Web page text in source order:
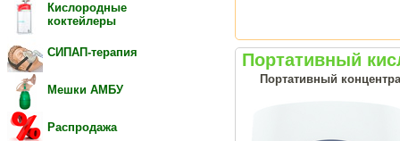
Кислородные
коктейлеры
СИПАП-терапия
Мешки АМБУ
Распродажа
Портативный
Портативный